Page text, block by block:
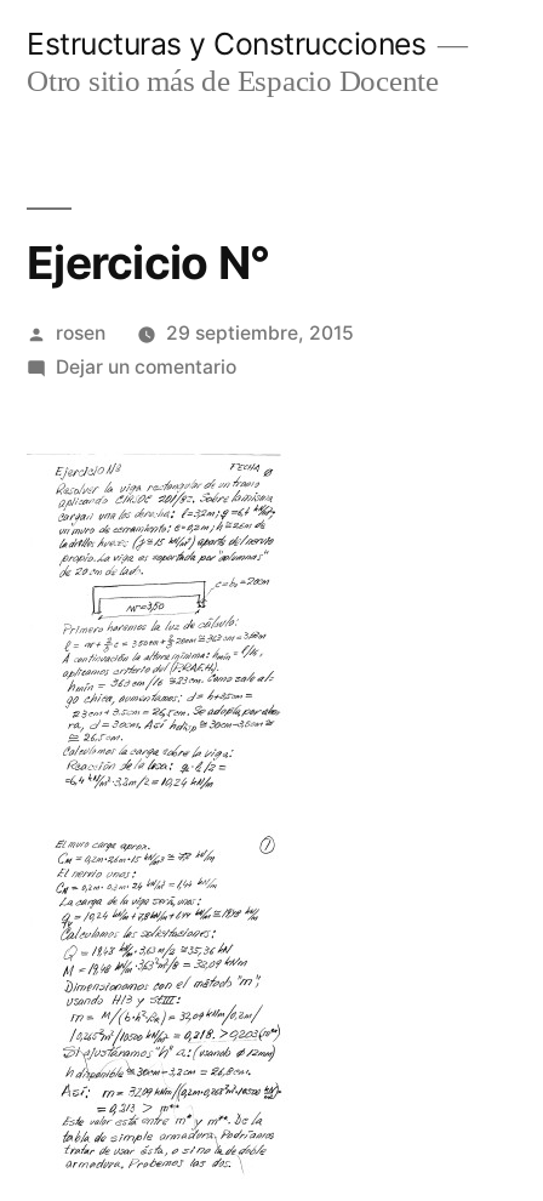
Estructuras y Construcciones
Otro sitio más de Espacio Docente
Ejercicio N°
Publicado
por
rosen
29 septiembre, 2015
Dejar un comentarioen